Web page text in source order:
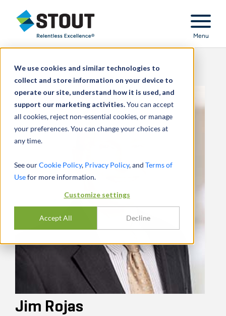
We use cookies and similar technologies to
collect and store information on your device to
operate our site, understand how it is used, and
support our marketing activities.You can accept
all cookies, reject non-essential cookies, or manage
your preferences. You can change your choices at
any time.
See ourCookie Policy, Privacy Policy, and Terms of
Usefor more information.
Customize settings
Accept All Decline
Stout Relentless Excellence
Menu
Jim Rojas